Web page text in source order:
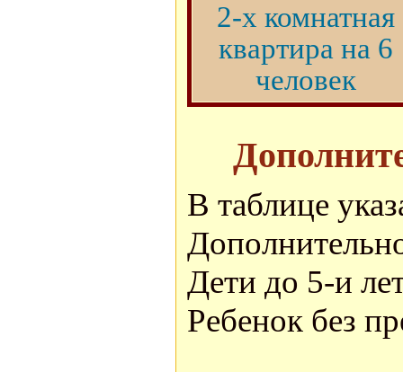
2-х комнатная
квартира на 6
человек
В таблице
Дети до 5-и
Ребенок без